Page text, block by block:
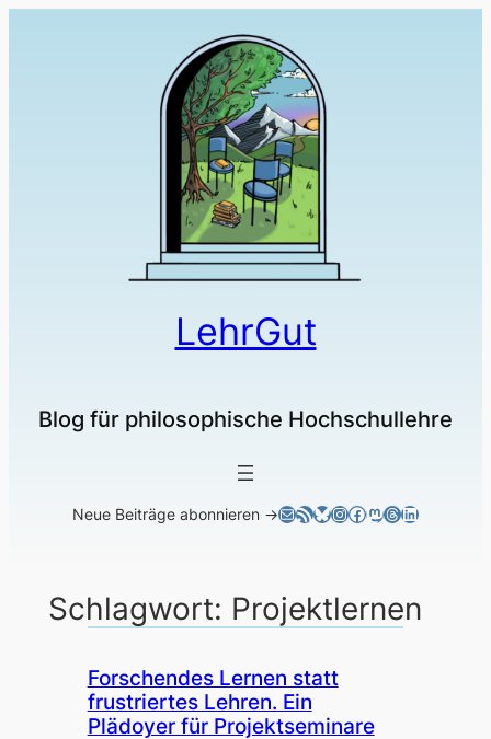
LehrGut
Blog für philosophische Hochschullehre
Neue Beiträge abonnieren →E-MailRSS-FeedBluesky
Instagram
Facebook
Mastodon
Threads
LinkedIn
Schlagwort: Projektlernen
Forschendes Lernen statt
frustriertes Lehren. Ein
Plädoyer für Projektseminare